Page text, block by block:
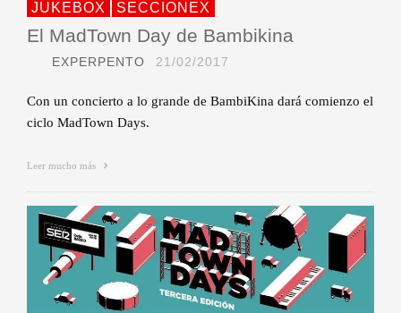
JUKEBOX SECCIONEX
El MadTown Day de Bambikina
EXPERPENTO 21/02/2017
Con un concierto a lo grande de BambiKina dará comienzo el
ciclo MadTown Days.
Leer mucho más